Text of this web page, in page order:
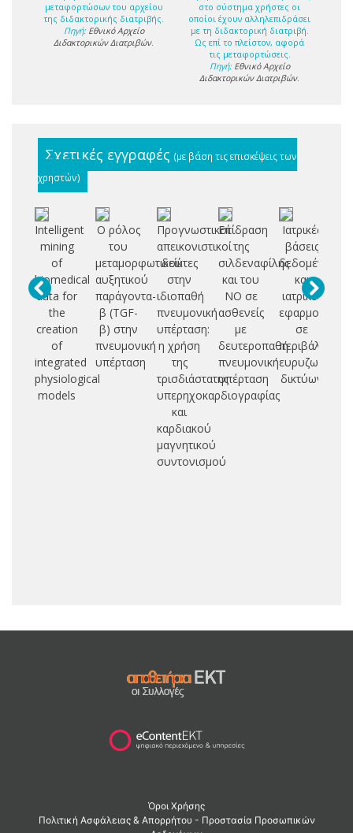
μεταφορτώσων του αρχείου
της διδακτορικής διατριβής.
Πηγή: Εθνικό Αρχείο
Διδακτορικών Διατριβών.
στο σύστημα χρήστες οι
οποίοι έχουν αλληλεπιδράσει
με τη διδακτορική διατριβή.
Ως επί το πλείστον, αφορά
τις μεταφορτώσεις.
Πηγή: Εθνικό Αρχείο
Διδακτορικών Διατριβών.
Σχετικές εγγραφές (με βάση τις επισκέψεις των
χρηστών)
Intelligent
mining
of
biomedical
data for
the
creation
of
integrated
physiological
models
Ο ρόλος
του
μεταμορφωτικού
αυξητικού
παράγοντα-
β (TGF-
β) στην
πνευμονική
υπέρταση
Προγνωστικοί
απεικονιστικοί
δείκτες
στην
ιδιοπαθή
πνευμονική
υπέρταση:
η χρήση
της
τρισδιάστατης
υπερηχοκαρδιογραφίας
και
καρδιακού
μαγνητικού
συντονισμού
Επίδραση
της
σιλδεναφίλης
και του
NO σε
ασθενείς
με
δευτεροπαθή
πνευμονική
υπέρταση
Ιατρικές
βάσεις
δεδομένων
και
ιατρικές
εφαρμογές
σε
περιβάλλον
ευρυζωνικών
δικτύων